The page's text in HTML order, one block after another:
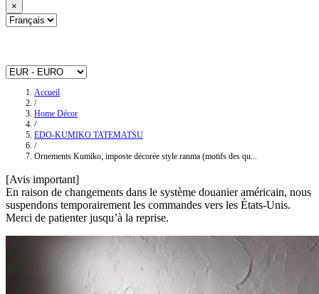
×
Accueil
/
Home Décor
/
EDO-KUMIKO TATEMATSU
/
Ornements Kumiko, imposte décorée style ranma (motifs des qu...
[Avis important]
En raison de changements dans le système douanier américain, nous
suspendons temporairement les commandes vers les États-Unis.
Merci de patienter jusqu’à la reprise.